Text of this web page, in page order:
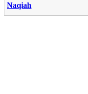
Naqiah